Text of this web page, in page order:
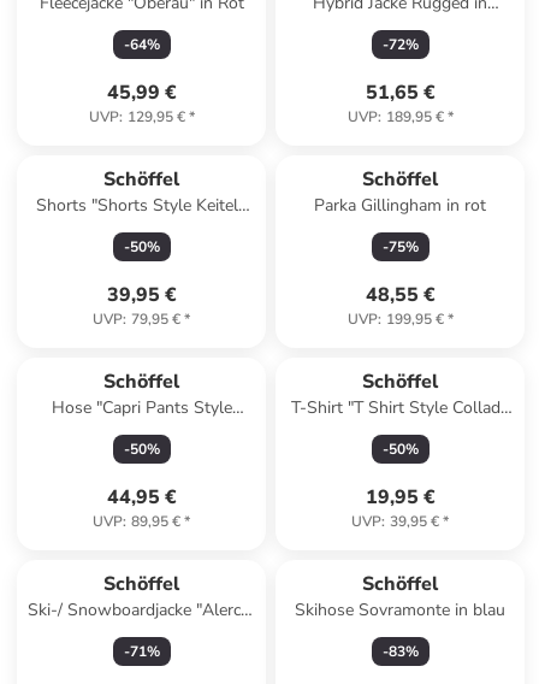
-64%
45,99 €
UVP: 129,95 €*
orange
-72%
51,65 €
UVP: 189,95 €*
Schöffel
Shorts "Shorts Style Keitele
WMS" in twilight mauve
-50%
39,95 €
UVP: 79,95 €*
Schöffel
Parka Gillingham in rot
-75%
48,55 €
UVP: 199,95 €*
Schöffel
Hose "Capri Pants Style
Keitele WMS" in twilight
mauve
-50%
44,95 €
UVP: 89,95 €*
Schöffel
T-Shirt "T Shirt Style Collada
WMS" in apricot glow
-50%
19,95 €
UVP: 39,95 €*
Schöffel
Ski-/ Snowboardjacke "Alerce"
in Rot
-71%
Schöffel
Skihose Sovramonte in blau
-83%